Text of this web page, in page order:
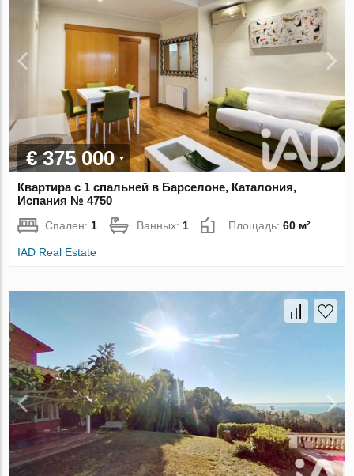
€ 375 000
Квартира с 1 спальней в Барселоне, Каталония,
Испания № 4750
Спален: 1 Ванных: 1 Площадь:60 м²
IAD Real Estate